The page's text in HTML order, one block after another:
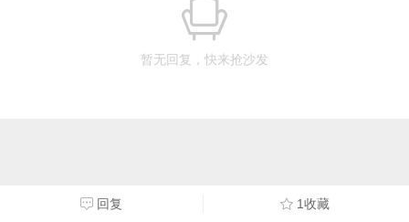
暂无回复，快来抢沙发
回复 1收藏